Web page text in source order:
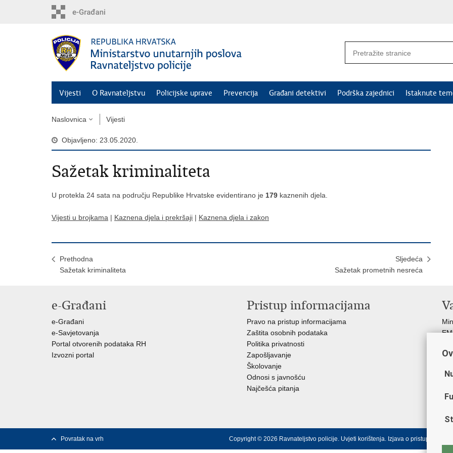
Vijesti O Ravnateljstvu Policijske uprave Prevencija Građani detektivi Podrška zajednici Istaknute
Naslovnica Vijesti
Objavljeno: 23.05.2020.
Sažetak kriminaliteta
U protekla 24 sata na području Republike Hrvatske evidentirano je 179 kaznenih djela.
Vijesti u brojkama | Kaznena djela i prekršaji | Kaznena djela i zakon
Prethodna
Sažetak kriminaliteta
Sljedeća
Sažetak prometnih nesreća
e-Građani
e-Građani
e-Savjetovanja
Portal otvorenih podataka RH
Izvozni portal
Pristup informacijama
Pravo na pristup informacijama
Zaštita osobnih podataka
Politika privatnosti
Zapošljavanje
Školovanje
Odnosi s javnošću
Najčešća pitanja
Povratak na vrh Copyright © 2026 Ravnateljstvo policije. Uvjeti korištenja. Izjava o pristupačnosti